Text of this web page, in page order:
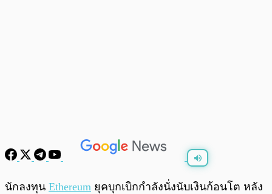
0:00 /0:00
นักลงทุน Ethereum ยุคบุกเบิกกำลังนั่งนับเงินก้อนโต หลัง